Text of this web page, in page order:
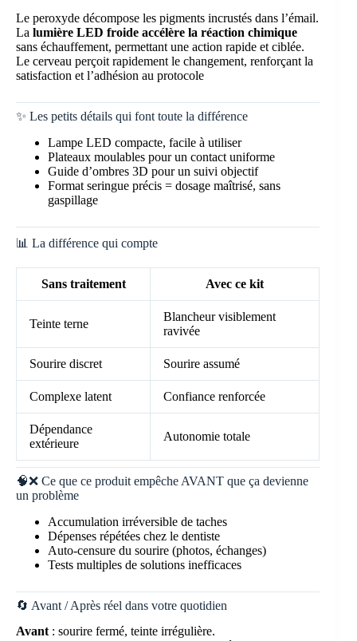
Le peroxyde décompose les pigments incrustés dans l’émail.
La lumière LED froide accélère la réaction chimique
sans échauffement, permettant une action rapide et ciblée.
Le cerveau perçoit rapidement le changement, renforçant la
satisfaction et l’adhésion au protocole
✨ Les petits détails qui font toute la différence
Lampe LED compacte, facile à utiliser
Plateaux moulables pour un contact uniforme
Guide d’ombres 3D pour un suivi objectif
Format seringue précis = dosage maîtrisé, sans
gaspillage
📊 La différence qui compte
Sans traitement Avec ce kit
Teinte terne
Blancheur visiblement
ravivée
Sourire discret Sourire assumé
Complexe latent Confiance renforcée
Dépendance
extérieure
Autonomie totale
🧠❌ Ce que ce produit empêche AVANT que ça devienne
un problème
Accumulation irréversible de taches
Dépenses répétées chez le dentiste
Auto-censure du sourire (photos, échanges)
Tests multiples de solutions inefficaces
🔄 Avant / Après réel dans votre quotidien
Avant: sourire fermé, teinte irrégulière.